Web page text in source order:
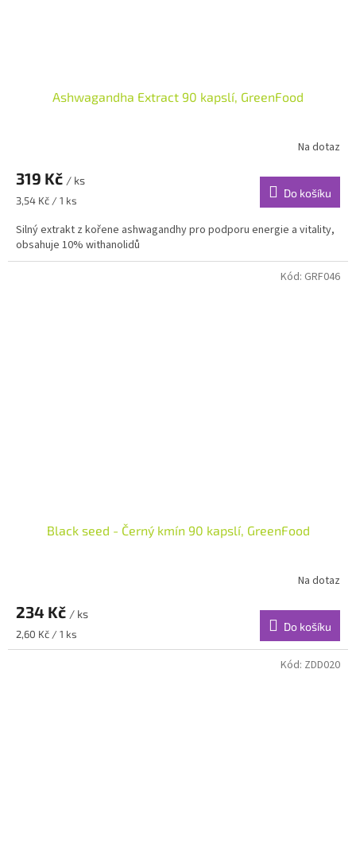
Ashwagandha Extract 90 kapslí, GreenFood
Na dotaz
319 Kč / ks
Měrná
3,54 Kč / 1 ks
Do košíku
Silný extrakt z kořene ashwagandhy pro podporu energie a vitality,
obsahuje 10% withanolidů
Black seed - Černý kmín 90 kapslí, GreenFood
Na dotaz
234 Kč / ks
Měrná
cena:
2,60 Kč / 1 ks
Do košíku
Kód: GRF046
Kód: ZDD020